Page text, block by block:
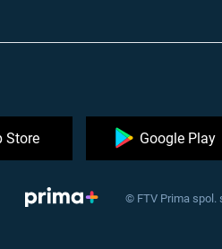
Store Google Play
© FTV Prima spol.